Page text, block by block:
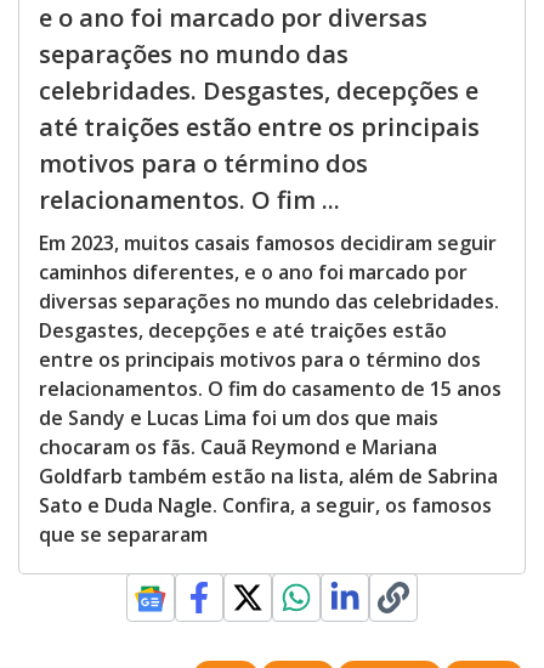
e o ano foi marcado por diversas
separações no mundo das
celebridades. Desgastes, decepções e
até traições estão entre os principais
motivos para o término dos
relacionamentos. O fim ...
Em 2023, muitos casais famosos decidiram seguir
caminhos diferentes, e o ano foi marcado por
diversas separações no mundo das celebridades.
Desgastes, decepções e até traições estão
entre os principais motivos para o término dos
relacionamentos. O fim do casamento de 15 anos
de Sandy e Lucas Lima foi um dos que mais
chocaram os fãs. Cauã Reymond e Mariana
Goldfarb também estão na lista, além de Sabrina
Sato e Duda Nagle. Confira, a seguir, os famosos
que se separaram